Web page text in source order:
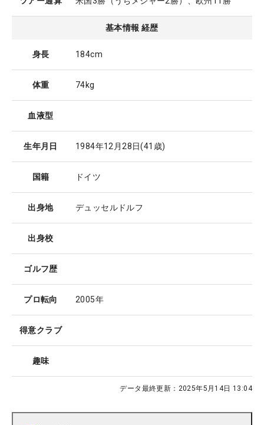
基本情報 経歴
身長 184cm
体重 74kg
血液型
生年月日 1984年12月28日(41歳)
国籍 ドイツ
出身地 デュッセルドルフ
出身校
ゴルフ歴
プロ転向 2005年
得意クラブ
趣味
データ最終更新： 2025年5月14日 13:04